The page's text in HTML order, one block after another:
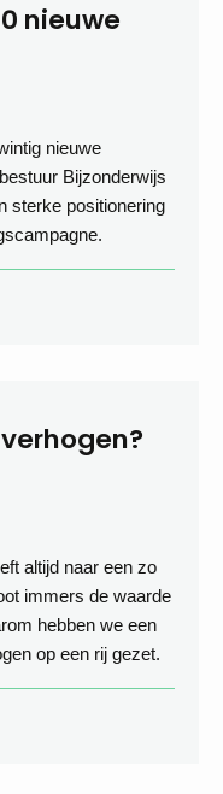
nieuwe
nieuwe
Bijzonderwijs
sterke positionering
altijd naar een zo
immers de waarde
hebben we een
op een rij gezet.